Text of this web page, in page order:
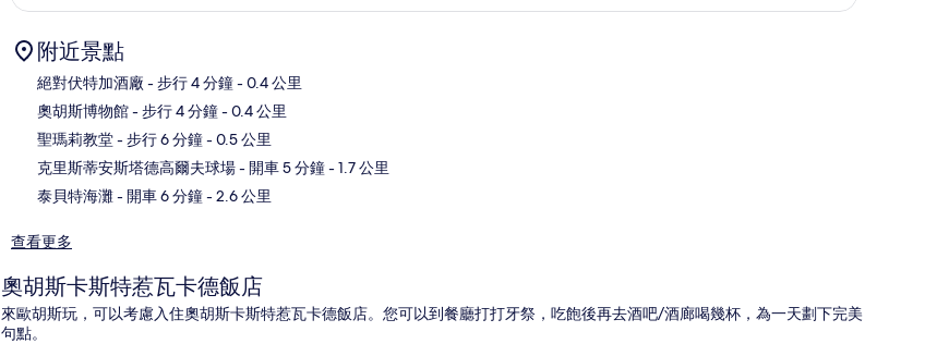
附近景點
絕對伏特加酒廠 - 步行 4 分鐘- 0.4 公里
奧胡斯博物館- 步行 4 分鐘- 0.4 公里
聖瑪莉教堂- 步行 6 分鐘- 0.5 公里
克里斯蒂安斯塔德高爾夫球場- 開車 5 分鐘- 1.7 公里
泰貝特海灘- 開車 6 分鐘- 2.6 公里
查看更多
奧胡斯卡斯特惹瓦卡德飯店
來歐胡斯玩，可以考慮入住奧胡斯卡斯特惹瓦卡德飯店。您可以到餐廳打打牙祭，吃飽後再去酒吧/酒廊喝幾杯，為一天劃下完美
句點。